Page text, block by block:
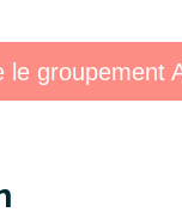
le groupement